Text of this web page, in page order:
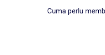
Cuma perlu